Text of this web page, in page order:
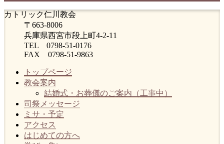
カトリック仁川教会
〒663-8006
兵庫県西宮市段上町4-2-11
TEL 0798-51-0176
FAX 0798-51-9863
トップページ
教会案内
結婚式・お葬儀のご案内（工事中）
司祭メッセージ
ミサ・予定
アクセス
はじめての方へ